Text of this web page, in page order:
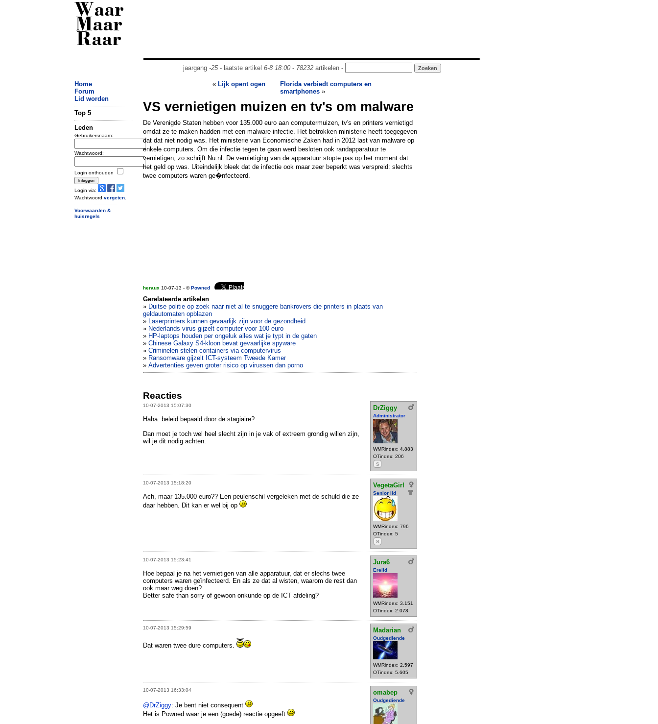
Waar
Maar
Raar
jaargang -25- laatste artikel 6-8 18:00- 78232artikelen -
Home
Forum
Lid worden
Top 5
Leden
Gebruikersnaam:
Wachtwoord:
Login onthouden
Login via:
Wachtwoord vergeten
Voorwaarden &
huisregels
« Lijk opent ogen
Florida verbiedt computers en
smartphones »
VS vernietigen muizen en tv's om malware
De Verenigde Staten hebben voor 135.000 euro aan computermuizen, tv's en printers vernietigd
omdat ze te maken hadden met een malware-infectie. Het betrokken ministerie heeft toegegeven
dat dat niet nodig was. Het ministerie van Economische Zaken had in 2012 last van malware op
enkele computers. Om die infectie tegen te gaan werd besloten ook randapparatuur te
vernietigen, zo schrijft Nu.nl. De vernietiging van de apparatuur stopte pas op het moment dat
het geld op was. Uiteindelijk bleek dat de infectie ook maar zeer beperkt was verspreid: slechts
twee computers waren ge�nfecteerd.
heraux 10-07-13 - ©Powned
Gerelateerde artikelen
» Duitse politie op zoek naar niet al te snuggere bankrovers die printers in plaats van
geldautomaten opblazen
» Laserprinters kunnen gevaarlijk zijn voor de gezondheid
» Nederlands virus gijzelt computer voor 100 euro
» HP-laptops houden per ongeluk alles wat je typt in de gaten
» Chinese Galaxy S4-kloon bevat gevaarlijke spyware
» Criminelen stelen containers via computervirus
» Ransomware gijzelt ICT-systeem Tweede Kamer
» Advertenties geven groter risico op virussen dan porno
Reacties
10-07-2013 15:07:30 DrZiggy
Administrator
WMRindex: 4.883
OTindex: 206
S
Haha. beleid bepaald door de stagiaire?
Dan moet je toch wel heel slecht zijn in je vak of extreem grondig willen zijn,
wil je dit nodig achten.
10-07-2013 15:18:20 VegetaGirl
Senior lid
WMRindex: 796
OTindex: 5
S
Ach, maar 135.000 euro?? Een peulenschil vergeleken met de schuld die ze
daar hebben. Dit kan er wel bij op
10-07-2013 15:23:41 Jura6
Erelid
WMRindex: 3.151
OTindex: 2.078
Hoe bepaal je na het vernietigen van alle apparatuur, dat er slechs twee
computers waren geïnfecteerd. En als ze dat al wisten, waarom de rest dan
ook maar weg doen?
Better safe than sorry of gewoon onkunde op de ICT afdeling?
10-07-2013 15:29:59 Madarian
Oudgediende
WMRindex: 2.597
OTindex: 5.605
Dat waren twee dure computers.
10-07-2013 16:33:04 omabep
Oudgediende
@DrZiggy: Je bent niet consequent
Het is Powned waar je een (goede) reactie opgeeft